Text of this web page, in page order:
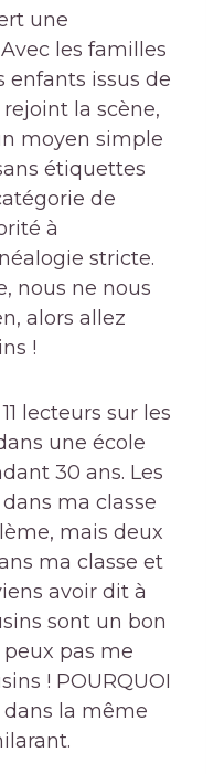
une
les familles
enfants issus de
la scène,
moyen simple
étiquettes
de
à
stricte.
nous ne nous
alors allez
!
lecteurs sur les
une école
30 ans. Les
ma classe
mais deux
ma classe et
avoir dit à
​​sont un bon
pas me
​​! POURQUOI
la même